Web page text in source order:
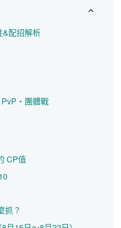
&配招解析
・團體戰
CP值
抓？